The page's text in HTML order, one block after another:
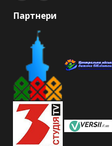
Партнери